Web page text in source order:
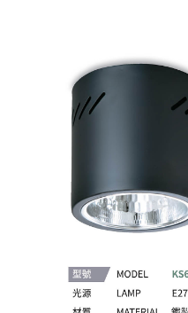
「AFTEE先享後付」，若未經同意
４．使用「AFTEE先享後付」時
時審查核予不同之上限額度；若仍
請求用戶進行身份認證。